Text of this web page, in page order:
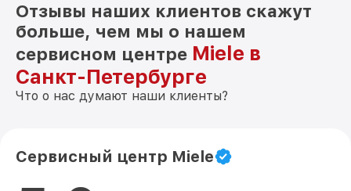
Отзывы наших клиентов скажут
больше, чем мы о нашем
сервисном центре Miele в
Санкт-Петербурге
Что о нас думают наши клиенты?
Сервисный центр Miele